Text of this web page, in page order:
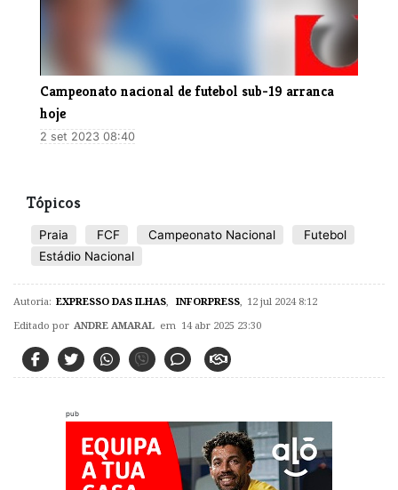
Campeonato nacional de futebol sub-19 arranca
hoje
2 set 2023 08:40
Tópicos
Praia FCF Campeonato Nacional
Futebol
Estádio Nacional
Autoria: EXPRESSO DAS ILHAS INFORPRESS 12 jul 2024 8:12
Editado por ANDRE AMARAL em 14 abr 2025 23:30
pub